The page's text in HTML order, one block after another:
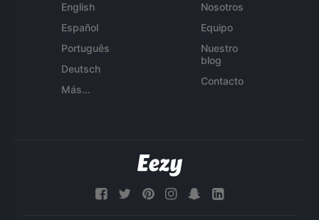
English
Español
Português
Deutsch
Más...
Nosotros
Equipo
Nuestro
blog
Contacto